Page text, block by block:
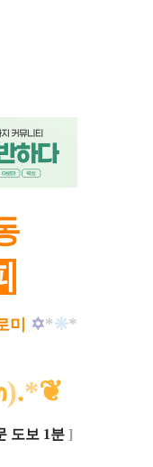
미 ✡*❊*
).*❦
도보 1분 ]